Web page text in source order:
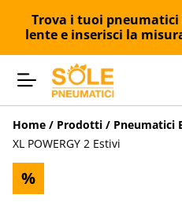
Trova i tuoi
lente e inserisci la
Home / Prodotti / Pneumatici
XL POWERGY 2 Estivi
%